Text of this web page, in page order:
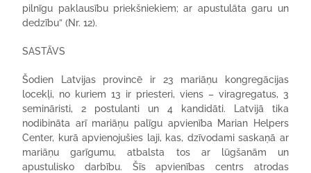
pilnīgu paklausību priekšniekiem; ar apustulāta garu un
dedzību” (Nr. 12).
SASTĀVS
Šodien Latvijas provincē ir 23 mariāņu kongregācijas
locekļi, no kuriem 13 ir priesteri, viens – viragregatus, 3
semināristi, 2 postulanti un 4 kandidāti. Latvijā tika
nodibināta arī mariāņu palīgu apvienība Marian Helpers
Center, kurā apvienojušies laji, kas, dzīvodami saskaņā ar
mariāņu garīgumu, atbalsta tos ar lūgšanām un
apustulisko darbību. Šīs apvienības centrs atrodas